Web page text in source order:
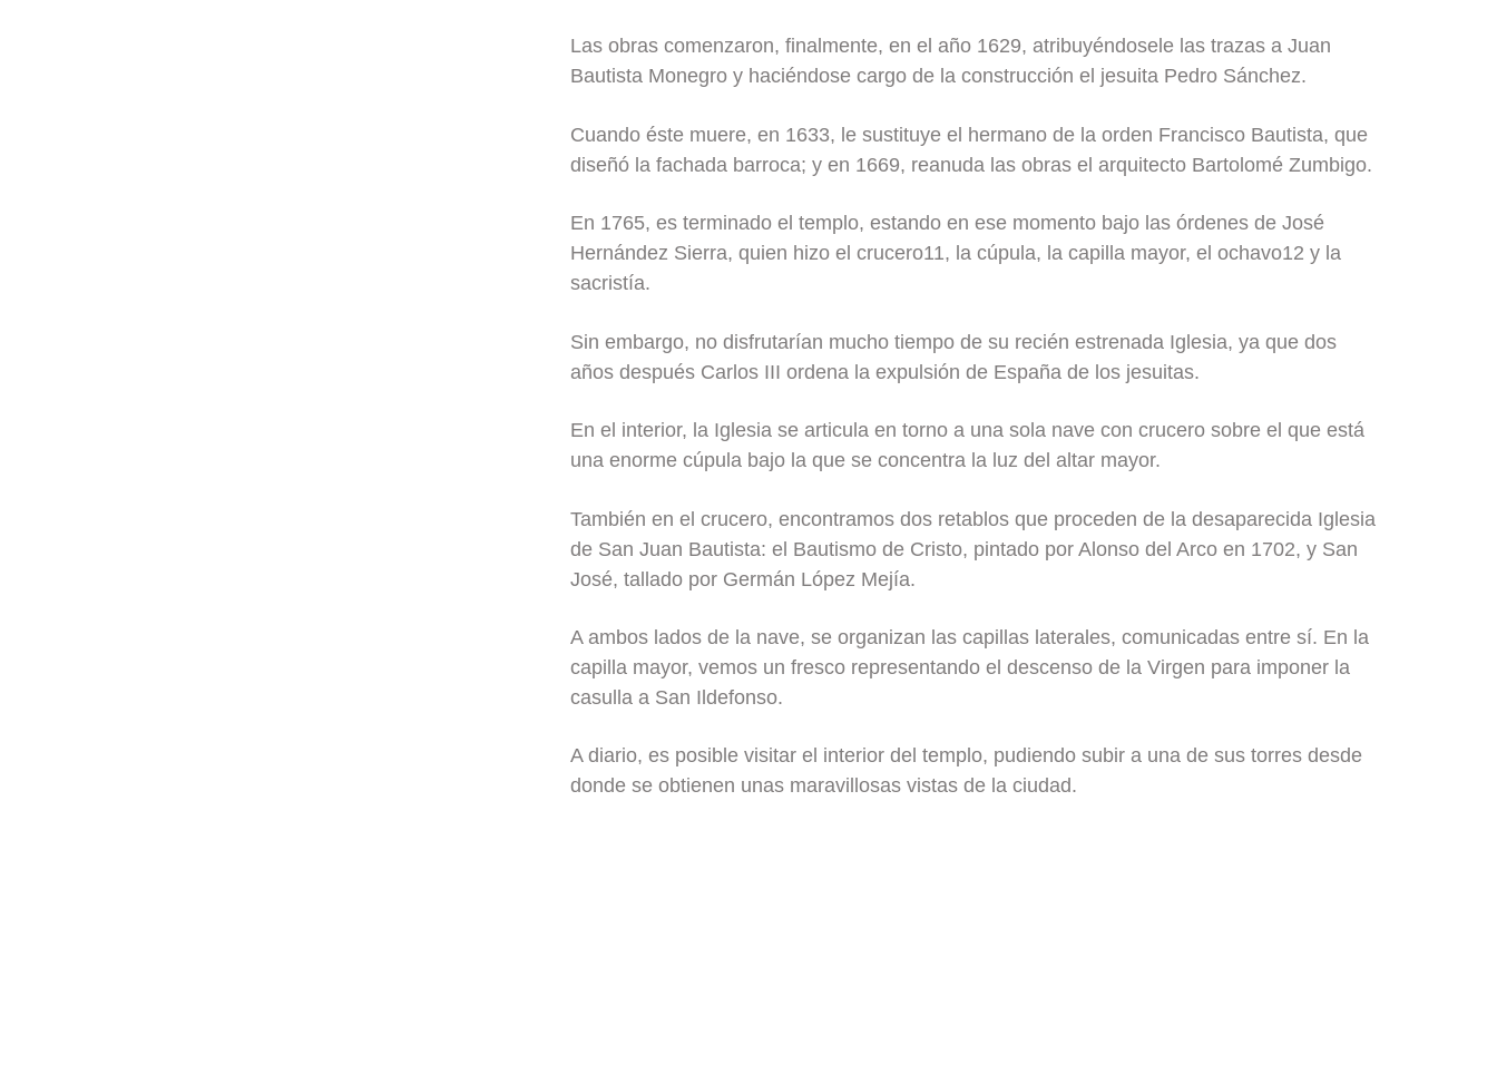
Las obras comenzaron, finalmente, en el año 1629, atribuyéndosele las trazas a Juan
Bautista Monegro y haciéndose cargo de la construcción el jesuita Pedro Sánchez.
Cuando éste muere, en 1633, le sustituye el hermano de la orden Francisco Bautista, que
diseñó la fachada barroca; y en 1669, reanuda las obras el arquitecto Bartolomé Zumbigo.
En 1765, es terminado el templo, estando en ese momento bajo las órdenes de José
Hernández Sierra, quien hizo el crucero11, la cúpula, la capilla mayor, el ochavo12 y la
sacristía.
Sin embargo, no disfrutarían mucho tiempo de su recién estrenada Iglesia, ya que dos
años después Carlos III ordena la expulsión de España de los jesuitas.
En el interior, la Iglesia se articula en torno a una sola nave con crucero sobre el que está
una enorme cúpula bajo la que se concentra la luz del altar mayor.
También en el crucero, encontramos dos retablos que proceden de la desaparecida Iglesia
de San Juan Bautista: el Bautismo de Cristo, pintado por Alonso del Arco en 1702, y San
José, tallado por Germán López Mejía.
A ambos lados de la nave, se organizan las capillas laterales, comunicadas entre sí. En la
capilla mayor, vemos un fresco representando el descenso de la Virgen para imponer la
casulla a San Ildefonso.
A diario, es posible visitar el interior del templo, pudiendo subir a una de sus torres desde
donde se obtienen unas maravillosas vistas de la ciudad.